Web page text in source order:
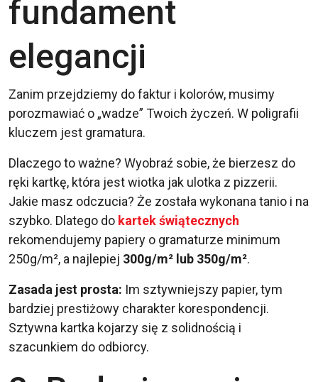
fundament
elegancji
Zanim przejdziemy do faktur i kolorów, musimy
porozmawiać o „wadze” Twoich życzeń. W poligrafii
kluczem jest gramatura.
Dlaczego to ważne? Wyobraź sobie, że bierzesz do
ręki kartkę, która jest wiotka jak ulotka z pizzerii.
Jakie masz odczucia? Że została wykonana tanio i na
szybko. Dlatego do kartek świątecznych
rekomendujemy papiery o gramaturze minimum
250g/m², a najlepiej 300g/m² lub 350g/m².
Zasada jest prosta: Im sztywniejszy papier, tym
bardziej prestiżowy charakter korespondencji.
Sztywna kartka kojarzy się z solidnością i
szacunkiem do odbiorcy.